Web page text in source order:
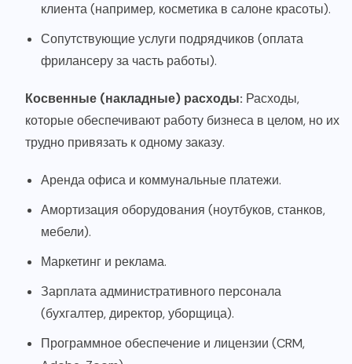
клиента (например, косметика в салоне красоты).
Сопутствующие услуги подрядчиков (оплата
фрилансеру за часть работы).
Косвенные (накладные) расходы: Расходы,
которые обеспечивают работу бизнеса в целом, но их
трудно привязать к одному заказу.
Аренда офиса и коммунальные платежи.
Амортизация оборудования (ноутбуков, станков,
мебели).
Маркетинг и реклама.
Зарплата административного персонала
(бухгалтер, директор, уборщица).
Программное обеспечение и лицензии (CRM,